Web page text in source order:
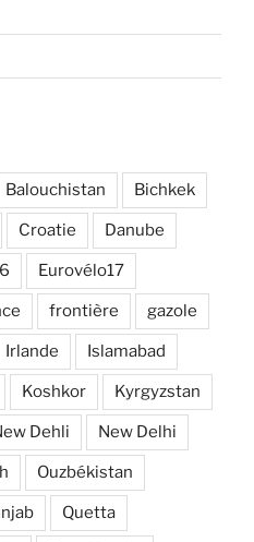
Balouchistan Bichkek
Croatie Danube
Eurovélo17
frontière gazole
Irlande Islamabad
Koshkor Kyrgyzstan
Dehli New Delhi
Ouzbékistan
Quetta